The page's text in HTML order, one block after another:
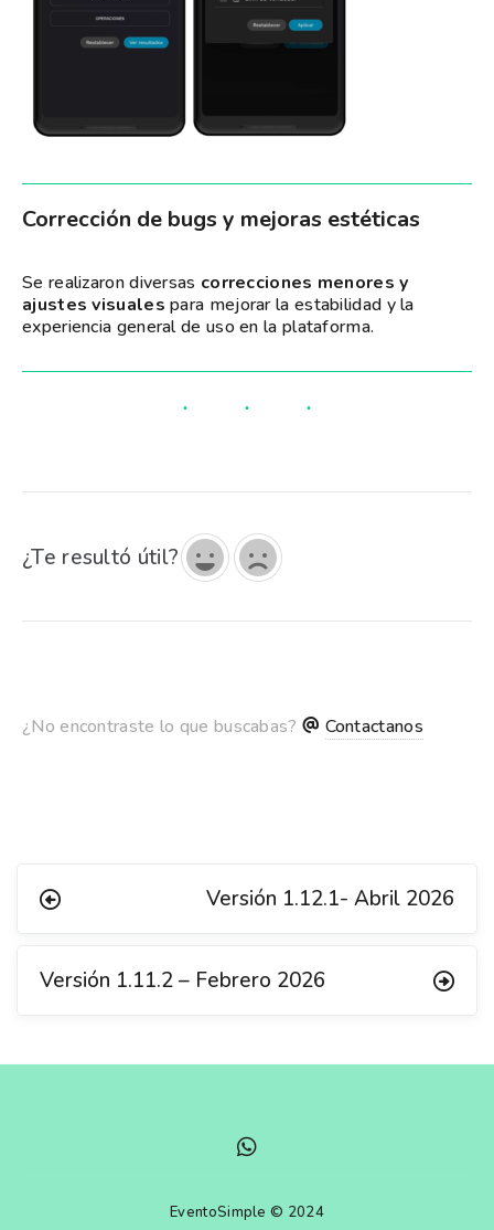
Corrección de bugs y mejoras estéticas
Se realizaron diversas correcciones menores y
ajustes visuales para mejorar la estabilidad y la
experiencia general de uso en la plataforma.
¿Te resultó útil?
¿No encontraste lo que buscabas? Contactanos
Versión 1.12.1- Abril 2026
Versión 1.11.2 – Febrero 2026
EventoSimple © 2024